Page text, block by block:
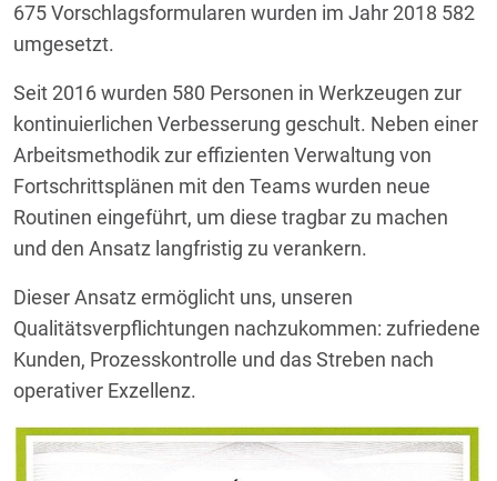
675 Vorschlagsformularen wurden im Jahr 2018 582
umgesetzt.
Seit 2016 wurden 580 Personen in Werkzeugen zur
kontinuierlichen Verbesserung geschult. Neben einer
Arbeitsmethodik zur effizienten Verwaltung von
Fortschrittsplänen mit den Teams wurden neue
Routinen eingeführt, um diese tragbar zu machen
und den Ansatz langfristig zu verankern.
Dieser Ansatz ermöglicht uns, unseren
Qualitätsverpflichtungen nachzukommen: zufriedene
Kunden, Prozesskontrolle und das Streben nach
operativer Exzellenz.